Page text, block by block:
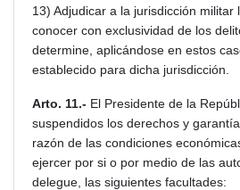
13) Adjudicar a la jurisdicción militar
conocer con exclusividad de los
determine, aplicándose en estos
establecido para dicha jurisdicción.
Arto. 11.- El Presidente de la
suspendidos los derechos y
razón de las condiciones
ejercer por si o por medio de las
delegue, las siguientes facultades: